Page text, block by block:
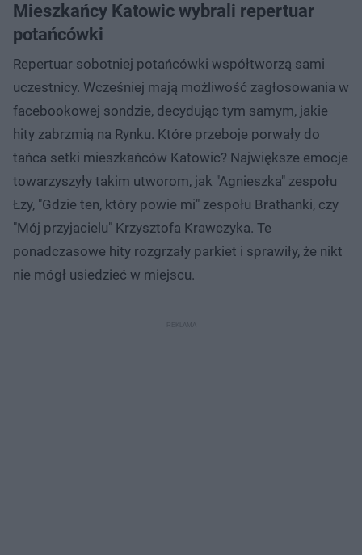
Mieszkańcy Katowic wybrali repertuar
potańcówki
Repertuar sobotniej potańcówki współtworzą sami
uczestnicy. Wcześniej mają możliwość zagłosowania w
facebookowej sondzie, decydując tym samym, jakie
hity zabrzmią na Rynku. Które przeboje porwały do
tańca setki mieszkańców Katowic? Największe emocje
towarzyszyły takim utworom, jak "Agnieszka" zespołu
Łzy, "Gdzie ten, który powie mi" zespołu Brathanki, czy
"Mój przyjacielu" Krzysztofa Krawczyka. Te
ponadczasowe hity rozgrzały parkiet i sprawiły, że nikt
nie mógł usiedzieć w miejscu.